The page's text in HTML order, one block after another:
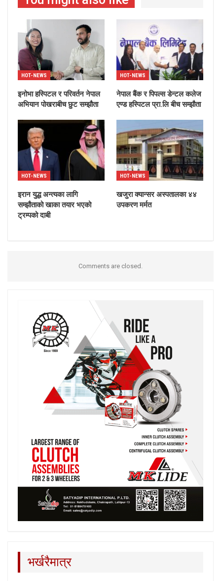
HOT-NEWS
इनोभा हस्पिटल र परिवर्तन नेपाल
अभियान पोखराबीच छुट सम्झौता
HOT-NEWS
नेपाल बैंक र पिपल्स डेन्टल कलेज
एण्ड हस्पिटल प्रा.लि बीच सम्झौता
HOT-NEWS
इरान युद्ध अन्त्यका लागि
सम्झौताको खाका तयार भएको
ट्रम्पको दाबी
HOT-NEWS
खजुरा क्यान्सर अस्पतालका ४४
उपकरण मर्मत
Comments are closed.
भर्खरैमात्र